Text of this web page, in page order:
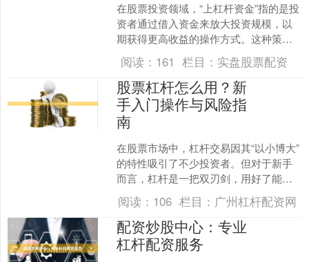
在股票投资领域，“上杠杆资金”指的是投
资者通过借入资金来放大投资规模，以
期获得更高收益的操作方式。这种策略
在牛市中备受追捧，但同时也伴随着巨
大的风险。本文将从杠....
阅读： 161 栏目： 实盘股票配资
股票杠杆怎么用？新
手入门操作与风险指
南
在股票市场中，杠杆交易因其“以小博大”
的特性吸引了不少投资者。但对于新手
而言，杠杆是一把双刃剑，用好了能放
大收益线上股票配资开户，用不好则可
能加速亏损。本文将详....
阅读： 106 栏目： 广州杠杆配资网
配资炒股中心：专业
杠杆配资服务